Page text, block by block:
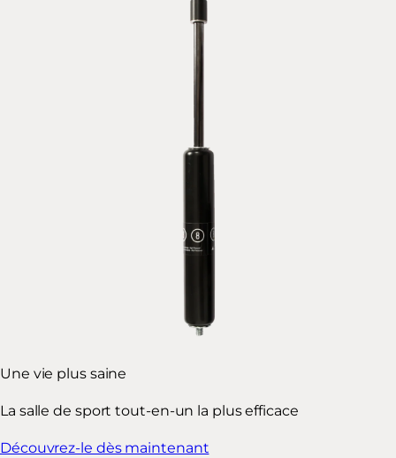
Une vie plus saine
La salle de sport tout-en-un la plus efficace
Découvrez-le dès maintenant